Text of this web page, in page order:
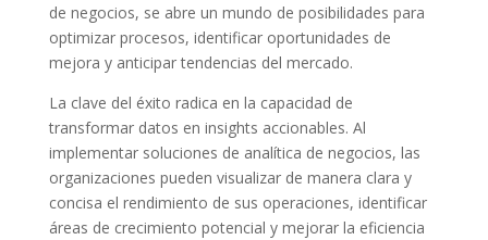
de ‌negocios, se abre un mundo de posibilidades para
optimizar procesos, identificar ⁣oportunidades de
mejora y anticipar tendencias del ​mercado.
La clave del éxito radica​ en la ​capacidad de‌
transformar datos en ⁢insights ‍accionables. Al
implementar soluciones de analítica ‌de negocios,⁣ las
organizaciones pueden ⁤visualizar de manera clara y
⁢concisa el rendimiento de sus ​operaciones, ⁢identificar
áreas de crecimiento potencial y​ mejorar la eficiencia